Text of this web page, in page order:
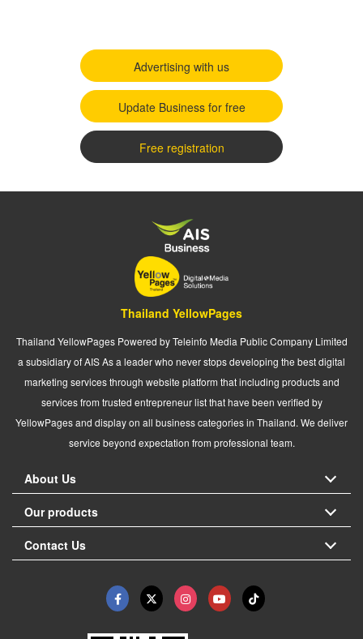
Advertising with us
Update Business for free
Free registration
Thailand YellowPages
Thailand YellowPages Powered by Teleinfo Media Public Company Limited
a subsidiary of AIS As a leader who never stops developing the best digital
marketing services through website platform that including products and
services from trusted entrepreneur list that have been verified by
YellowPages and display on all business categories in Thailand. We deliver
service beyond expectation from professional team.
About Us
Our products
Contact Us